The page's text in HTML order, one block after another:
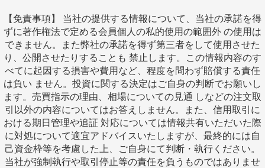
【免責事項】 当社の提供する情報について、当社の承諾を得
ずに著作権法で定める会員個人の私的使用の範囲外 の使用は
できません。また弊社の承諾を得ず第三者をして使用させた
り、公開させたりすることも 禁止します。この情報内容のす
べてに起因する損害や費用など、程度を問わず賠償する責任
は負い ません。投資に関する決定はご自身の判断でお願いし
ます。売買指示の理由、相場についての見通 しなどの注文取
引以外の内容についてはお答えしません。また、信用取引に
おける期日管理や追証 対応については情報共有いただいた際
に対処について適宜アドバイスいたしますが、最終的には自
己資金枠等を考慮した上、ご自身にて判断・執行ください。
当社が強制執行や取引停止等の責任を負うものではありませ